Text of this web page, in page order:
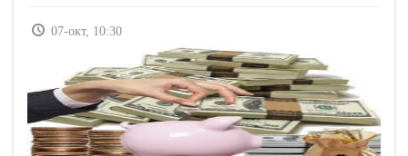
07-окт, 10:30